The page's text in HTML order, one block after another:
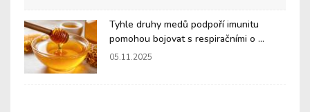
Tyhle druhy medů podpoří imunitu
pomohou bojovat s respiračními o ...
05.11.2025